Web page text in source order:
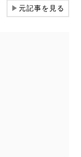
▶元記事を見る